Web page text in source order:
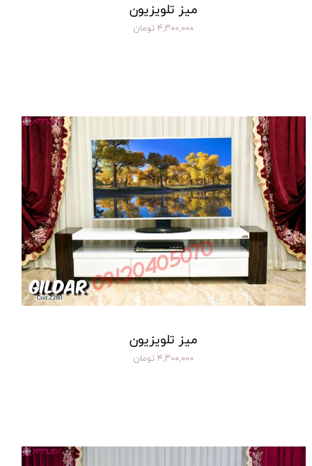
میز تلویزیون
۴,۳۰۰,۰۰۰ تومان
میز تلویزیون
۴,۳۰۰,۰۰۰ تومان